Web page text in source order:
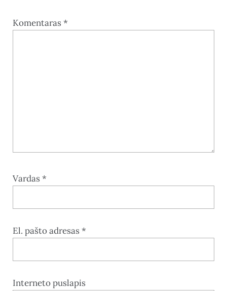
Komentaras *
Vardas *
El. pašto adresas *
Interneto puslapis